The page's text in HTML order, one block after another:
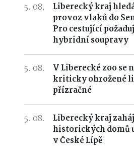
5. 08.
Liberecký kraj
provoz vlaků do
Pro cestující
hybridní soupravy
5. 08.
V Liberecké zoo se
kriticky ohrožené
přízračné
5. 08.
Liberecký kraj
historických domů
v České Lípě